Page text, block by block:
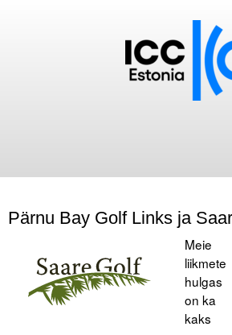
ICC Eesti liikmebaas
Liikmete pakkumised
Astu ICC Eesti liikmeks!
Pärnu Bay Golf Links ja
Meie
liikmete
hulgas
on ka
kaks